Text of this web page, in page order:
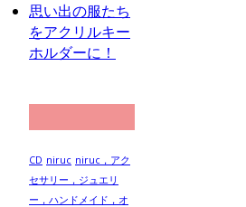
思い出の服たち
をアクリルキー
ホルダーに！
CD niruc niruc，アク
セサリー，ジュエリ
ー，ハンドメイド，オ